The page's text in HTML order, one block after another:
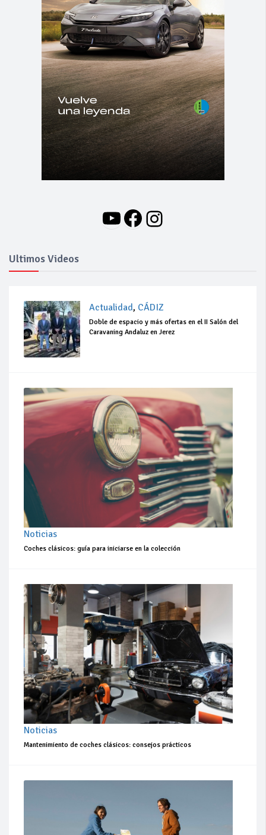
YouTube
Facebook
Instagram
Ultimos Videos
Actualidad, CÁDIZ
Doble de espacio y más ofertas en el II Salón del
Caravaning Andaluz en Jerez
Noticias
Coches clásicos: guía para iniciarse en la colección
Noticias
Mantenimiento de coches clásicos: consejos prácticos